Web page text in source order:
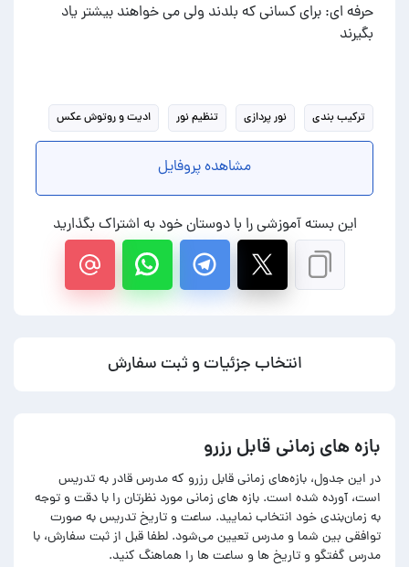
حرفه ای: برای کسانی که بلدند ولی می خواهند بیشتر یاد
بگیرند
ترکیب بندی نور پردازی تنظیم نور ادیت و روتوش عکس
مشاهده پروفایل
این بسته آموزشی را با دوستان خود به اشتراک بگذارید
انتخاب جزئیات و ثبت سفارش
بازه های زمانی قابل رزرو
در این جدول، بازه‌های زمانی قابل رزرو که مدرس قادر به تدریس
است، آورده شده است. بازه های زمانی مورد نظرتان را با دقت و توجه
به زمان‌بندی خود انتخاب نمایید. ساعت و تاریخ تدریس به صورت
توافقی بین شما و مدرس تعیین می‌شود. لطفا قبل از ثبت سفارش، با
مدرس گفتگو و تاریخ ها و ساعت ها را هماهنگ کنید.